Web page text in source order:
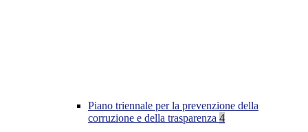
Piano triennale per la prevenzione della
corruzione e della trasparenza 4